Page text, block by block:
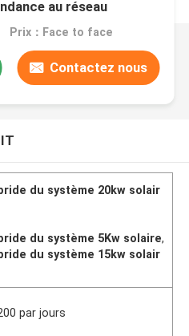
au réseau
énergétique
Prix：Face to face
Contactez nous
du système 20kw solair
du système 5Kw solaire,
du système 15kw solair
par jours